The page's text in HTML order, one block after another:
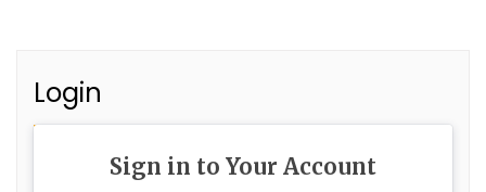
Login
Sign in to Your Account